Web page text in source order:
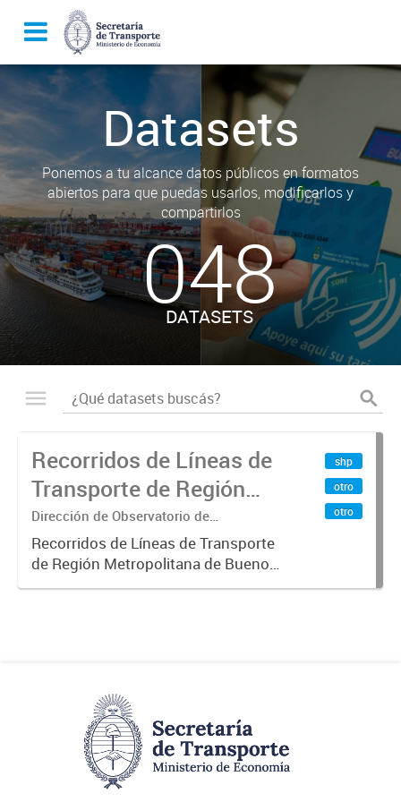
Datasets
Ponemos a tu alcance datos públicos en formatos
abiertos para que puedas usarlos, modificarlos y
compartirlos
048
DATASETS
Recorridos de Líneas de
Transporte de Región
Metropolitana de
Buenos Aires (RMBA)
Dirección de Observatorio de
Transporte, Estudio y Sistemas
Recorridos de Líneas de Transporte
de Región Metropolitana de Buenos
Aires (RMBA).-
shp
otro
otro